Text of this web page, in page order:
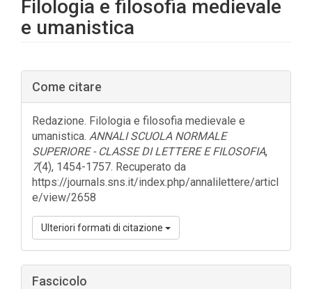
Filologia e filosofia medievale
e umanistica
Barra
laterale
dell'articolo
Come citare
Redazione. Filologia e filosofia medievale e
umanistica. ANNALI SCUOLA NORMALE
SUPERIORE - CLASSE DI LETTERE E FILOSOFIA,
7(4), 1454-1757. Recuperato da
https://journals.sns.it/index.php/annalilettere/articl
e/view/2658
Ulteriori formati di citazione
Fascicolo